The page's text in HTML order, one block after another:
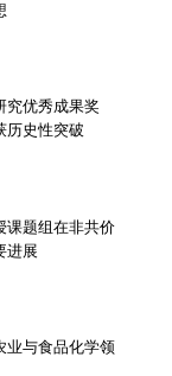
究优秀成果奖
历史性突破
课题组在非共价
进展
业与食品化学领